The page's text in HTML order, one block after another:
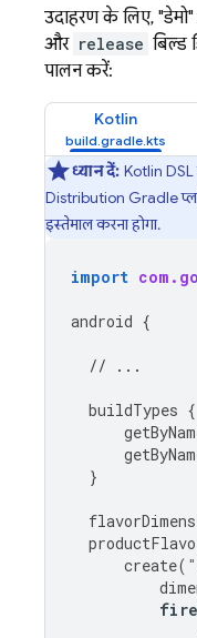
उदाहरण के लिए,
और release बिल्ड
पालन करें:
Kotlin
ध्यान दें: Kotlin
Distribution Gradle
इस्तेमाल करना होगा.
import
android {
// ...
buildTypes {
}
create(